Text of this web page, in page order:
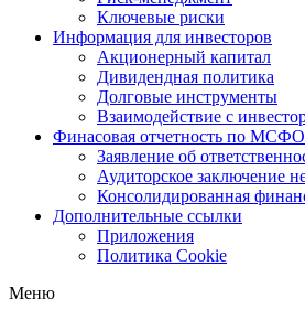
Ключевые риски
Информация для инвесторов
Акционерный капитал
Дивидендная политика
Долговые инструменты
Взаимодействие с
Финасовая отчетность по МСФО
Заявление об
Аудиторское заключение
Консолидированная
Дополнительные ссылки
Приложения
Политика Cookie
Меню